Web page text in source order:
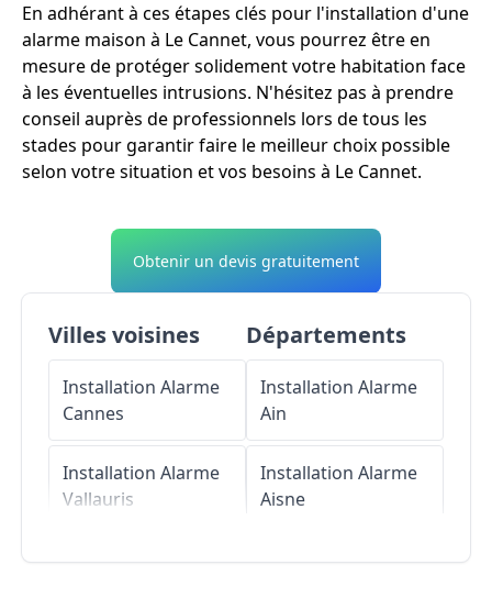
En adhérant à ces étapes clés pour l'installation d'une
alarme maison à Le Cannet, vous pourrez être en
mesure de protéger solidement votre habitation face
à les éventuelles intrusions. N'hésitez pas à prendre
conseil auprès de professionnels lors de tous les
stades pour garantir faire le meilleur choix possible
selon votre situation et vos besoins à Le Cannet.
Obtenir un devis gratuitement
Villes voisines
Installation Alarme
Cannes
Installation Alarme
Vallauris
Installation Alarme
Départements
Installation Alarme
Ain
Installation Alarme
Aisne
Installation Alarme